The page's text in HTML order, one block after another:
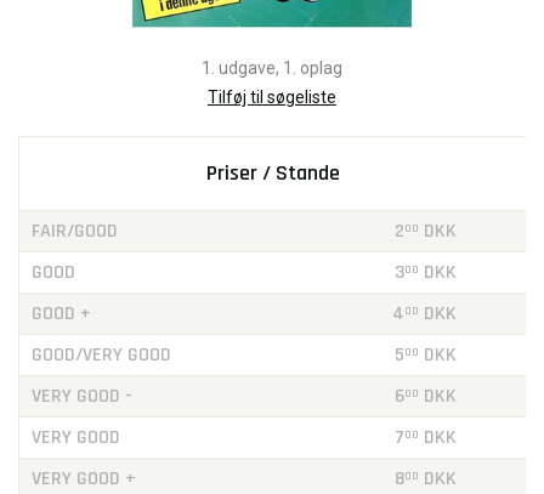
1. udgave, 1. oplag
Tilføj til søgeliste
Priser / Stande
FAIR/GOOD 200 DKK
GOOD
300 DKK
GOOD +
400 DKK
GOOD/VERY GOOD
500 DKK
VERY GOOD -
600 DKK
VERY GOOD
700 DKK
VERY GOOD +
800 DKK